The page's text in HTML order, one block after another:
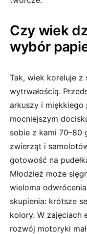
Czy wiek
wybór
Tak, wiek koreluje z
wytrwałością.
arkuszy i
mocniejszym
sobie z kami 70–80
zwierząt i
gotowość na
Młodzież może
wieloma
skupienia: krótsze
kolory. W zajęciach
rozwój motoryki